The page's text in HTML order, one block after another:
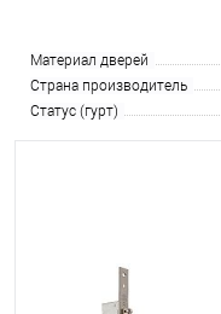
Материал дверей
Страна производитель
Статус (гурт)